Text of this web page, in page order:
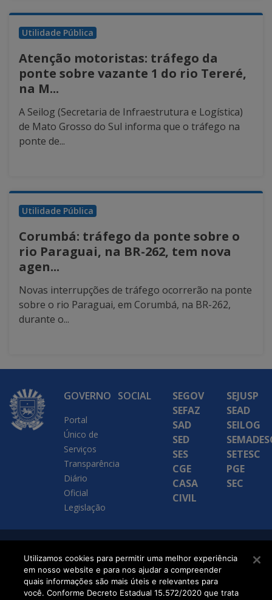
Utilidade Pública
Atenção motoristas: tráfego da
ponte sobre vazante 1 do rio Tereré,
na M...
A Seilog (Secretaria de Infraestrutura e Logística)
de Mato Grosso do Sul informa que o tráfego na
ponte de...
Utilidade Pública
Corumbá: tráfego da ponte sobre o
rio Paraguai, na BR-262, tem nova
agen...
Novas interrupções de tráfego ocorrerão na ponte
sobre o rio Paraguai, em Corumbá, na BR-262,
durante o...
GOVERNO
Portal
Único de
Serviços
Transparência
Diário
Oficial
Legislação
SOCIAL
SEGOV
SEFAZ
SAD
SED
SES
CGE
CASA
CIVIL
SEJUSP
SEAD
SEILOG
SETESC
PGE
SEC
SETDIG | Secretaria-
Executiva de
Transformação Digital
Utilizamos cookies para permitir uma melhor experiência
em nosso website e para nos ajudar a compreender
quais informações são mais úteis e relevantes para
você. Conforme Decreto Estadual 15.572/2020 que trata